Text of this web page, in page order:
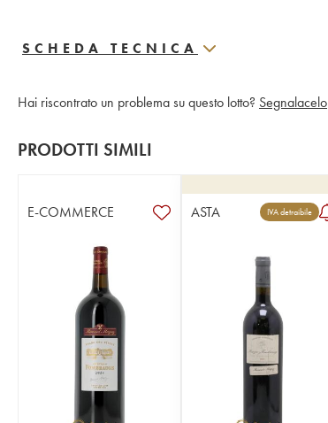
SCHEDA TECNICA
Hai riscontrato un problema su questo lotto? Segnalacelo
PRODOTTI SIMILI
E-COMMERCE ASTA IVA detraibile